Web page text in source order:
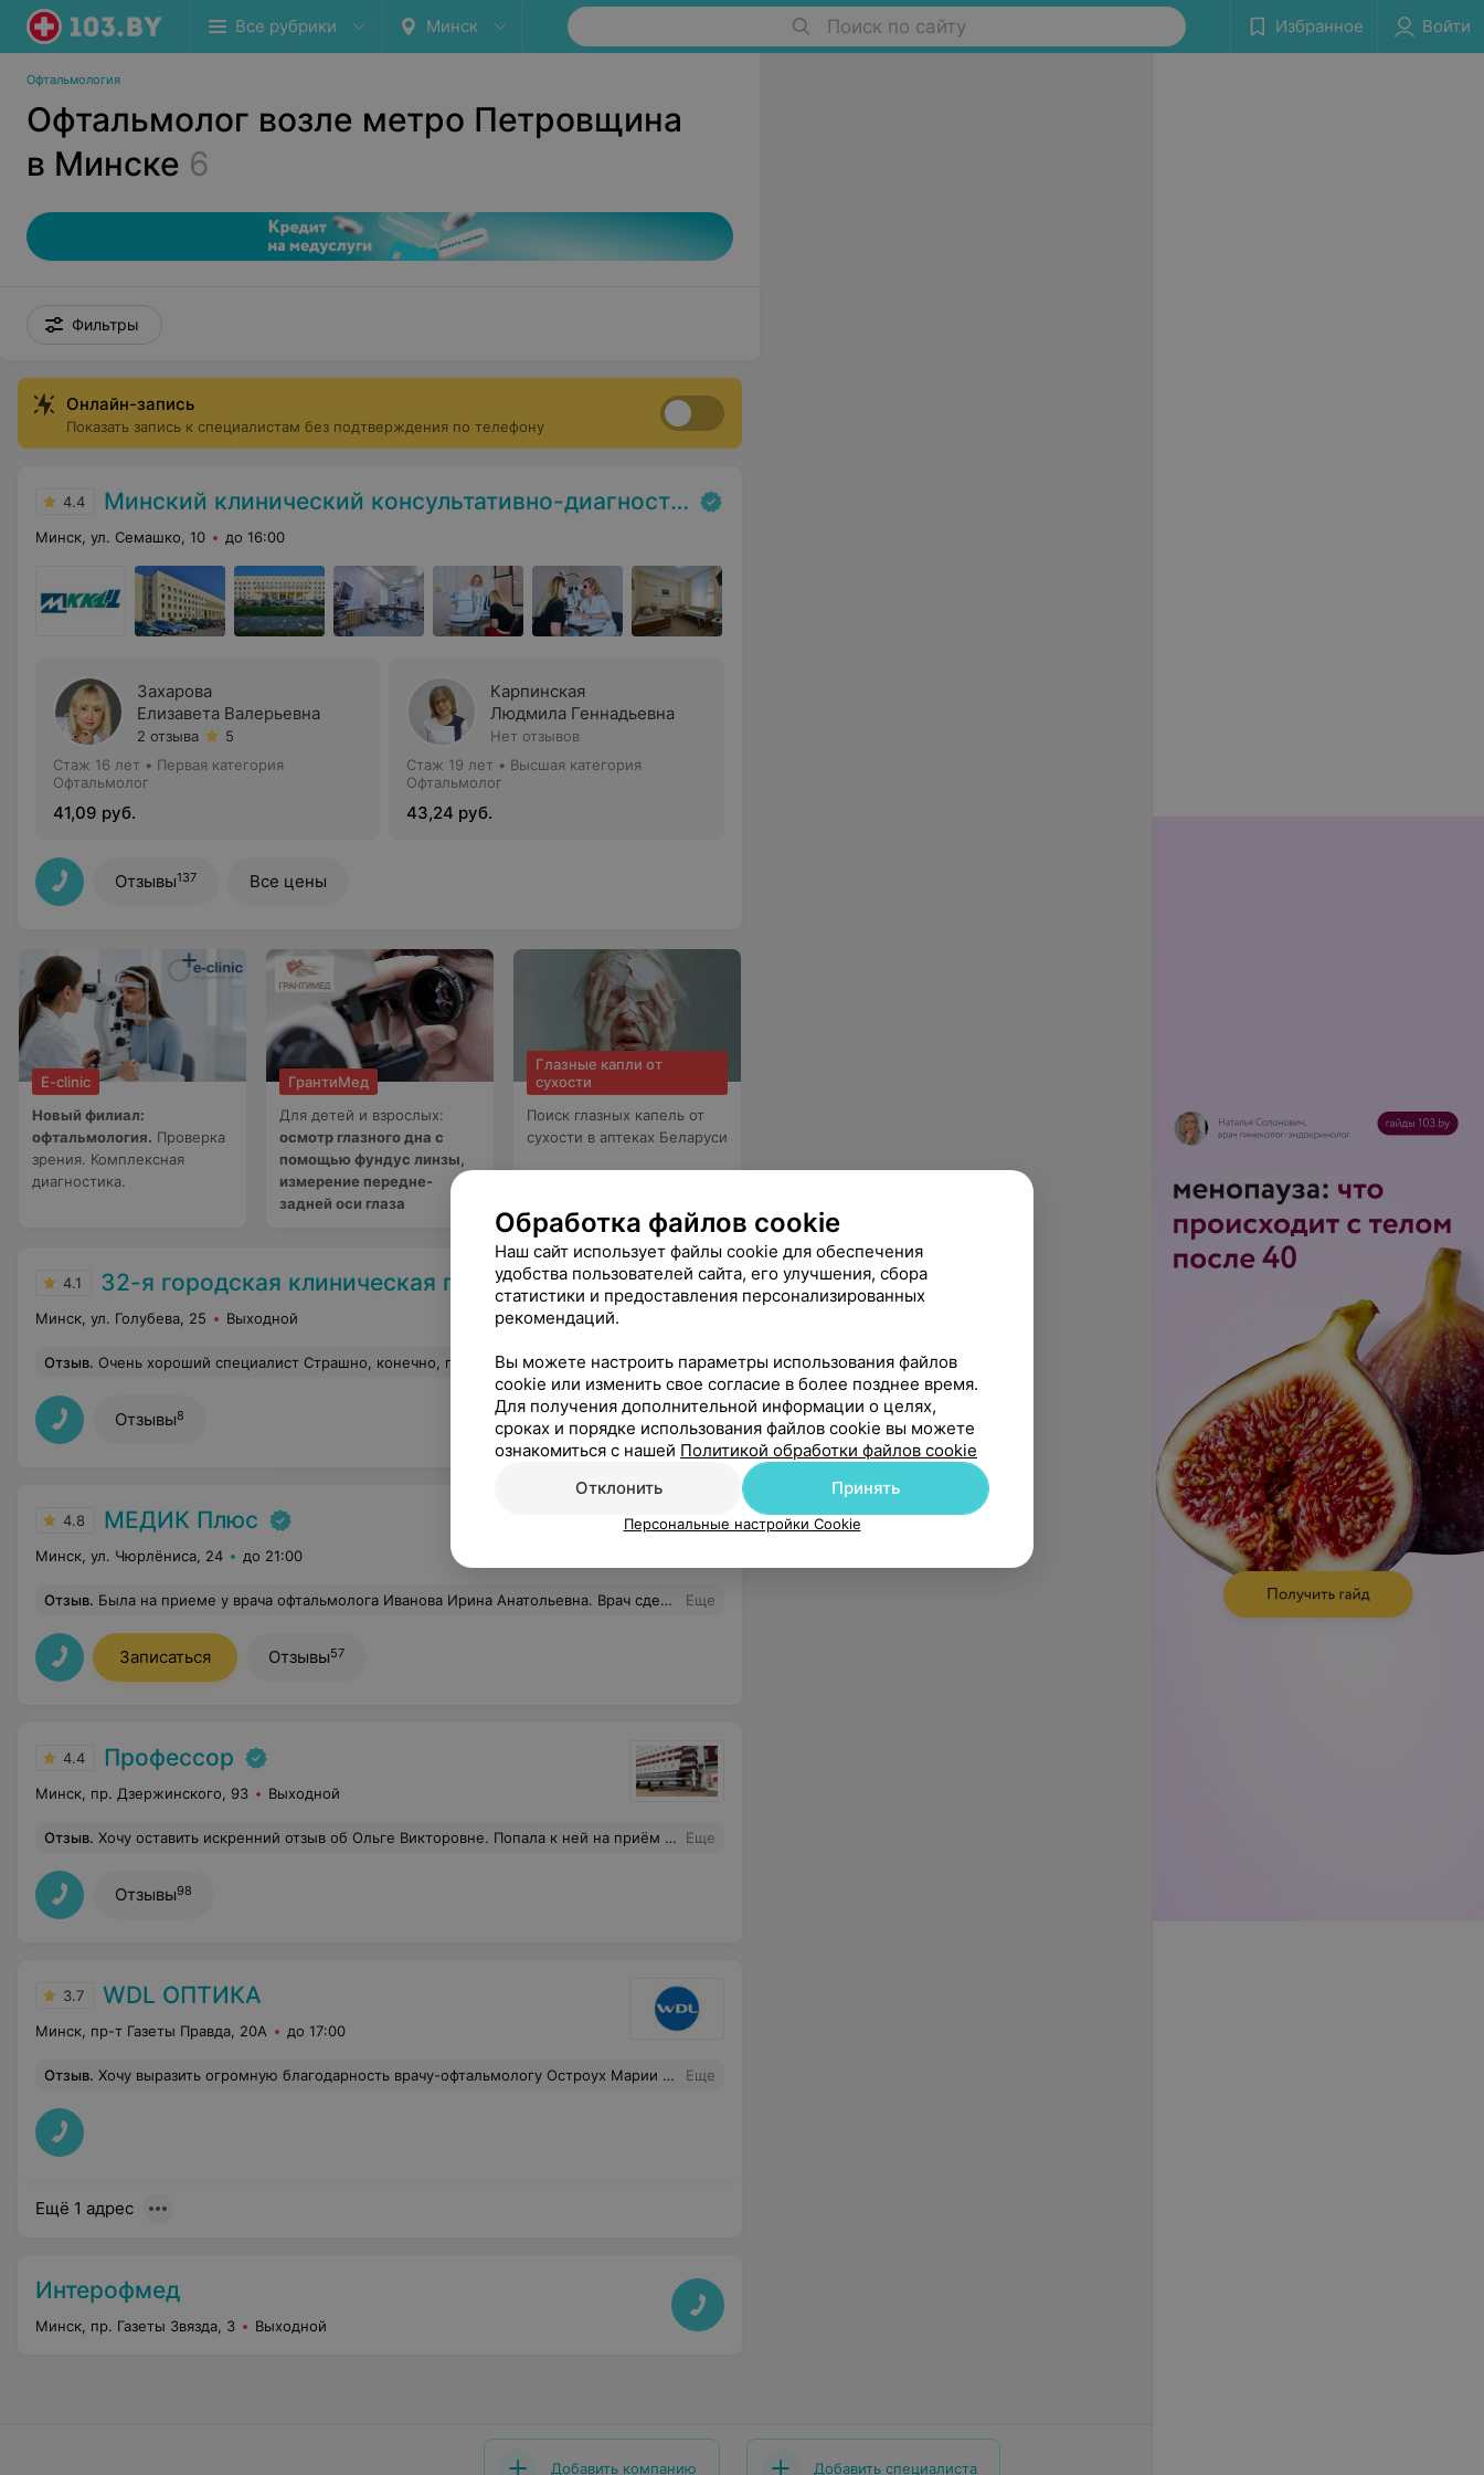
Все рубрики Минск Поиск по сайту Избранное Войти
Офтальмология
Офтальмолог возле метро Петровщина
в Минске 6
Фильтры
Онлайн-запись
Показать запись к специалистам без подтверждения по телефону
4.4 Минский клинический консультативно-диагностический центр
Минск, ул. Семашко, 10 до 16:00
Захарова
Елизавета Валерьевна
2 отзыва
5
Стаж 16 лет • Первая категория
Офтальмолог
41,09 руб.
Карпинская
Людмила Геннадьевна
Нет отзывов
Стаж 19 лет • Высшая категория
Офтальмолог
43,24 руб.
Отзывы137 Все цены
E-clinic
Новый филиал:
офтальмология. Проверка
зрения. Комплексная
диагностика.
ГрантиМед
Для детей и взрослых:
осмотр глазного дна с
помощью фундус линзы,
измерение передне-
задней оси глаза
Глазные капли от
сухости
Поиск глазных капель от
сухости в аптеках Беларуси
4.1 32-я городская клиническая поликлиника
Минск, ул. Голубева, 25 Выходной
Отзыв. Очень хороший специалист Страшно, конечно, попадать к травмотологу, но еще в очереди в поликлинике как-то стало спокойнее, потому что все отзывались положительно (а люди в очереди это кладезь ценной информации). Прием не разочаровал. Пусть никто не попадает к врачу, но если уж, то будьте уверены, все пройдет хорошо Еще
Отзывы8
4.8 МЕДИК Плюс
Минск, ул. Чюрлёниса, 24 до 21:00
Отзыв. Была на приеме у врача офтальмолога Иванова Ирина Анатольевна. Врач сделала мне диагностику, выслушала мою проблему и дала рекомендации что нужно делать. Хороший специалист, улыбчиваЯ, не показывает того что устала, супер!!! Рекомендую!!! Еще
Записаться Отзывы57
4.4 Профессор
Минск, пр. Дзержинского, 93 Выходной
Отзыв. Хочу оставить искренний отзыв об Ольге Викторовне. Попала к ней на приём совершенно случайно, но теперь считаю это большой удачей. С первых минут стало ясно: передо мной не просто врач, а настоящий профессионал с большой буквы. Обследование было проведено максимально качественно и подробно. Ольга Викторовна всё чётко объяснила, ответила на каждый вопрос, никуда не торопила и создала атмосферу спокойствия и уверенности. Операцию по отслоению сетчатки глаза она выполнила безупречно, а в послеоперационный период проявляла невероятную внимательность и заботу. Очень ценно, когда доктор не только виртуозно владеет своим делом, но и по-человечески переживает за пациента, поддерживает на каждом этапе и вселяет надежду. Если вы ищете специалиста, которому можно безоговорочно доверить своё зрение и здоровье, — это Ольга Викторовна. Низкий ей поклон за профессионализм, чуткость и возвращённое качество жизни. Рекомендую всем без исключения! Еще
Отзывы98
3.7 WDL ОПТИКА
Минск, пр-т Газеты Правда, 20А до 17:00
Отзыв. Хочу выразить огромную благодарность врачу-офтальмологу Остроух Марии за профессионализм и внимание! Очень редко можно встретить таких чутких и приветливых врачей! Спасибо! Еще
Ещё 1 адрес
Интерофмед
Минск, пр. Газеты Звязда, 3 Выходной
Добавить компанию Добавить специалиста
Обработка файлов cookie
Наш сайт использует файлы cookie для обеспечения
удобства пользователей сайта, его улучшения, сбора
статистики и предоставления персонализированных
рекомендаций.
Вы можете настроить параметры использования файлов
cookie или изменить свое согласие в более позднее время.
Для получения дополнительной информации о целях,
сроках и порядке использования файлов cookie вы можете
ознакомиться с нашей Политикой обработки файлов cookie
Отклонить
Принять
Персональные настройки Cookie